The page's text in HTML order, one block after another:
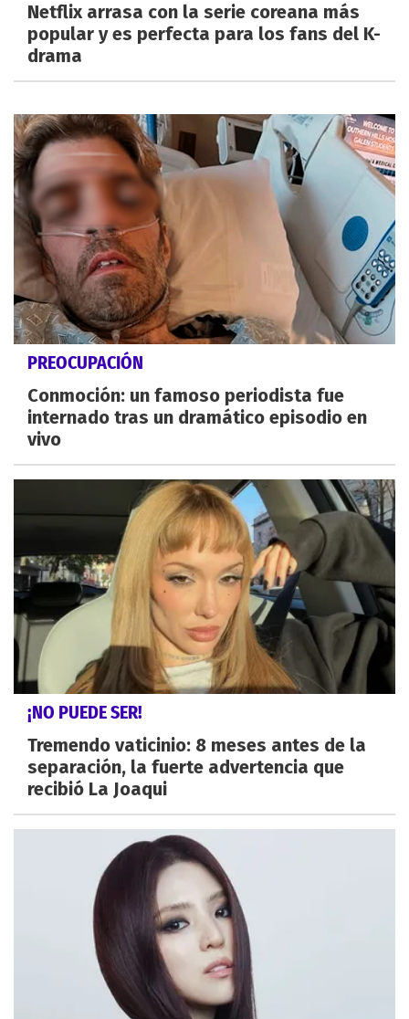
Netflix arrasa con la serie coreana más
popular y es perfecta para los fans del K-
drama
PREOCUPACIÓN
Conmoción: un famoso periodista fue
internado tras un dramático episodio en
vivo
¡NO PUEDE SER!
Tremendo vaticinio: 8 meses antes de la
separación, la fuerte advertencia que
recibió La Joaqui